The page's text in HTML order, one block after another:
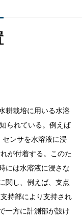
耕栽培に用いる水溶
られている。例えば
ンサを水溶液に浸
が付着する。このた
には水溶液に浸さな
関し、例えば、支点
持部により支持され
一方に計測部が設け